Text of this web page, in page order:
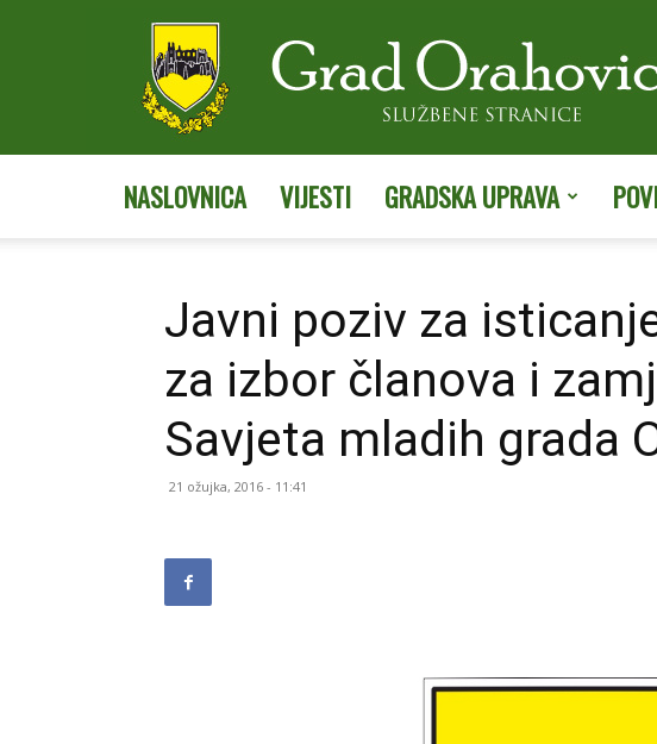
NASLOVNICA VIJESTI GRADSKA UPRAVA
Javni poziv za
za izbor članova i
Savjeta mladih grada
21 ožujka, 2016 - 11:41